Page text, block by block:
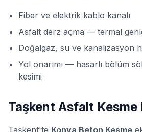
Fiber ve elektrik kablo kanalı
Asfalt derz açma — termal
Doğalgaz, su ve kanalizasyon
Yol onarımı — hasarlı bölüm
kesimi
Taşkent Asfalt Kesme
Taşkent'te Konya Beton Kesme